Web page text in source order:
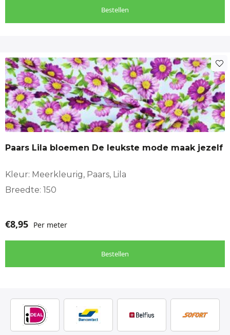
Bestellen
Paars Lila bloemen De leukste mode maak jezelf
Kleur: Meerkleurig, Paars, Lila
Breedte: 150
€8,95 Per meter
Bestellen